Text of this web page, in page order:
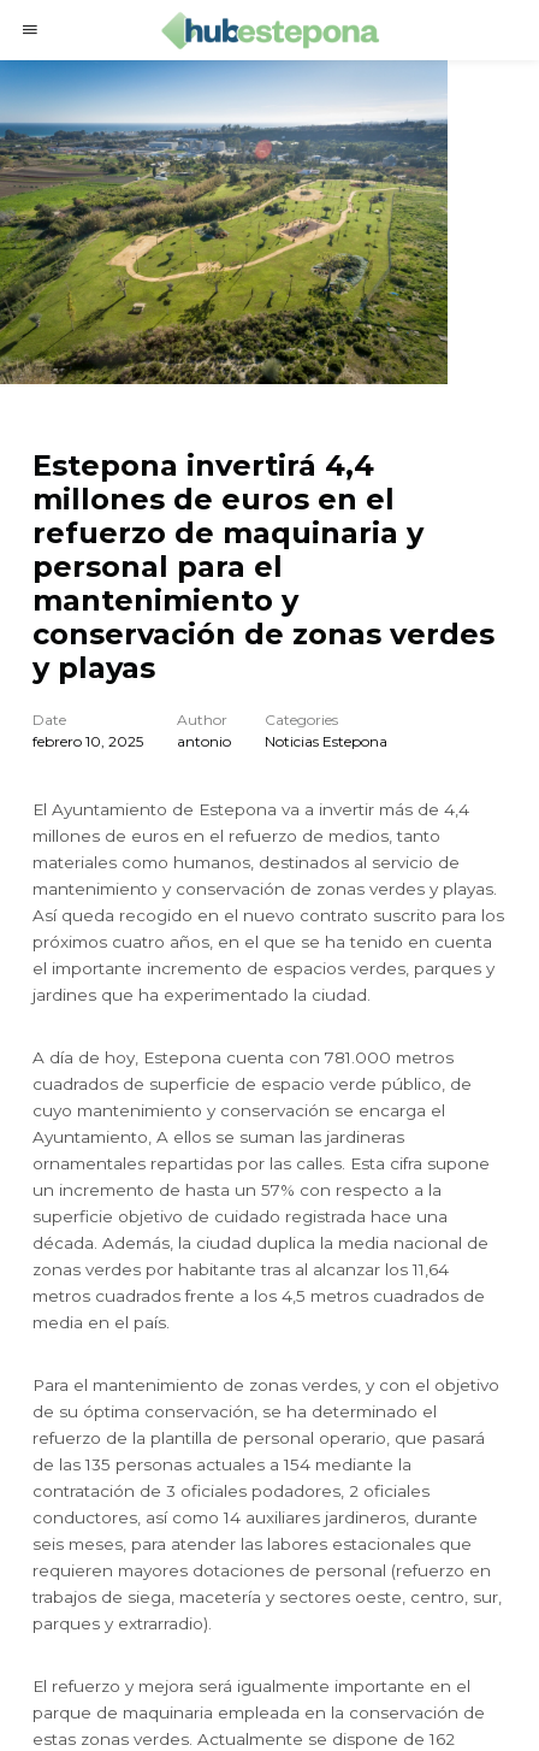
Estepona invertirá 4,4
millones de euros en el
refuerzo de maquinaria y
personal para el
mantenimiento y
conservación de zonas verdes
y playas
Date
febrero 10, 2025
Author
antonio
Categories
Noticias Estepona
El Ayuntamiento de Estepona va a invertir más de 4,4
millones de euros en el refuerzo de medios, tanto
materiales como humanos, destinados al servicio de
mantenimiento y conservación de zonas verdes y playas.
Así queda recogido en el nuevo contrato suscrito para los
próximos cuatro años, en el que se ha tenido en cuenta
el importante incremento de espacios verdes, parques y
jardines que ha experimentado la ciudad.
A día de hoy, Estepona cuenta con 781.000 metros
cuadrados de superficie de espacio verde público, de
cuyo mantenimiento y conservación se encarga el
Ayuntamiento, A ellos se suman las jardineras
ornamentales repartidas por las calles. Esta cifra supone
un incremento de hasta un 57% con respecto a la
superficie objetivo de cuidado registrada hace una
década. Además, la ciudad duplica la media nacional de
zonas verdes por habitante tras al alcanzar los 11,64
metros cuadrados frente a los 4,5 metros cuadrados de
media en el país.
Para el mantenimiento de zonas verdes, y con el objetivo
de su óptima conservación, se ha determinado el
refuerzo de la plantilla de personal operario, que pasará
de las 135 personas actuales a 154 mediante la
contratación de 3 oficiales podadores, 2 oficiales
conductores, así como 14 auxiliares jardineros, durante
seis meses, para atender las labores estacionales que
requieren mayores dotaciones de personal (refuerzo en
trabajos de siega, macetería y sectores oeste, centro, sur,
parques y extrarradio).
El refuerzo y mejora será igualmente importante en el
parque de maquinaria empleada en la conservación de
estas zonas verdes. Actualmente se dispone de 162